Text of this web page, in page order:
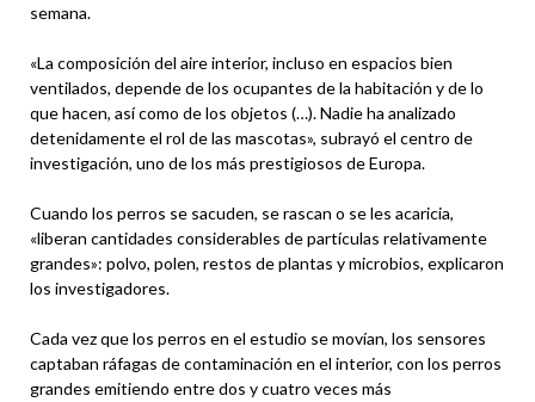
semana.
«La composición del aire interior, incluso en espacios bien
ventilados, depende de los ocupantes de la habitación y de lo
que hacen, así como de los objetos (…). Nadie ha analizado
detenidamente el rol de las mascotas», subrayó el centro de
investigación, uno de los más prestigiosos de Europa.
Cuando los perros se sacuden, se rascan o se les acaricia,
«liberan cantidades considerables de partículas relativamente
grandes»: polvo, polen, restos de plantas y microbios, explicaron
los investigadores.
Cada vez que los perros en el estudio se movían, los sensores
captaban ráfagas de contaminación en el interior, con los perros
grandes emitiendo entre dos y cuatro veces más